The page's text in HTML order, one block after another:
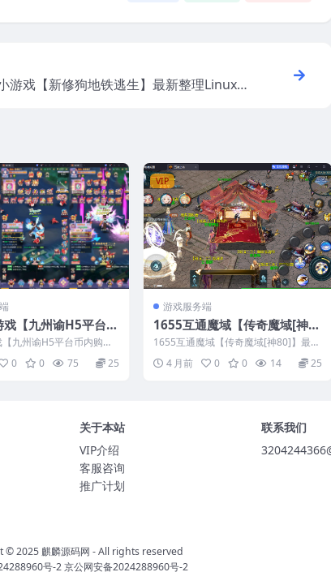
游戏【新修狗地铁逃生】最新整理Linux手
【九州谕H5平台币
复版】最新整理Ce
务端+运营后台+G
+安卓+视频教程
九州谕H5平台币内购跨
新整理CentOS手工服务
0 0 75 25
VIP
游戏服务端
1655互通魔域【传奇魔域[神8
0]】最新整理Win系半手工服
务端+本地验证+本地注册+安卓
+视频教程
1655互通魔域【传奇魔域[神80]】最新
整理Win系半手工服务端+本地验证
+本...4 月前 0 0 14 25
关于本站
VIP介绍
客服咨询
推广计划
联系我们
© 2025 麒麟源码网 - All rights reserved
号-2京公网安备2024288960号-2